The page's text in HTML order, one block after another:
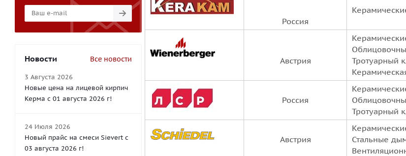
Россия
Австрия
Тротуарный
Россия
Тротуарный
Австрия
Стальные
Новости Все новости
3 Августа 2026
Новые цена на лицевой кирпич
Керма с 01 августа 2026 г!
24 Июля 2026
Новый прайс на смеси Sievert с
03 августа 2026 г!